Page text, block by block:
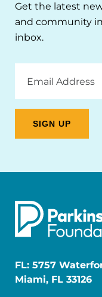
Get the latest
and community
inbox.
Address
FL: 5757
Miami, FL 33126